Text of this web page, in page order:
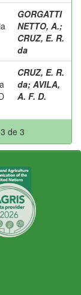
GORGATTI
NETTO, A.;
CRUZ, E. R.
da
CRUZ, E. R.
da; AVILA,
A. F. D.
de 3